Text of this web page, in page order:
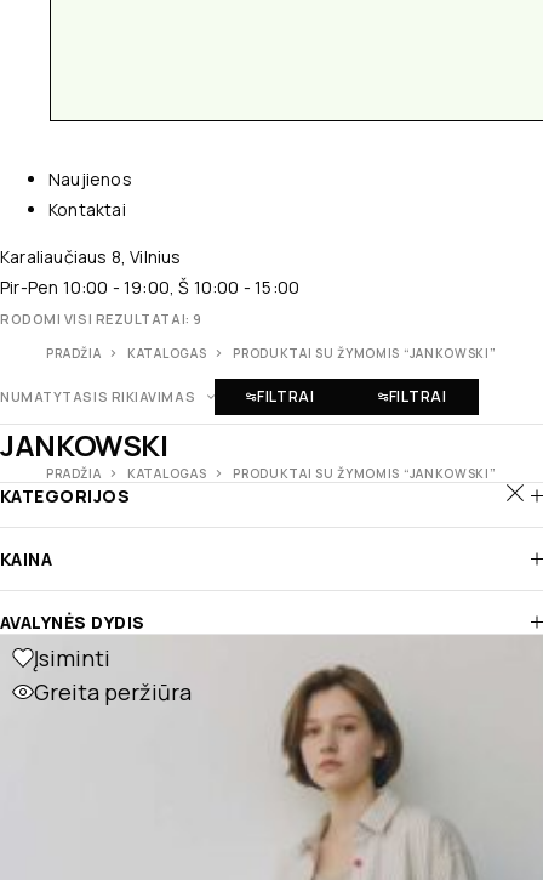
Naujienos
Kontaktai
Karaliaučiaus 8, Vilnius
Pir-Pen 10:00 - 19:00, Š 10:00 - 15:00
RODOMI VISI REZULTATAI: 9
PRADŽIA KATALOGAS PRODUKTAI SU ŽYMOMIS “JANKOWSKI”
NUMATYTASIS RIKIAVIMAS FILTRAI FILTRAI
JANKOWSKI
PRADŽIA KATALOGAS PRODUKTAI SU ŽYMOMIS “JANKOWSKI”
KATEGORIJOS
KAINA
AVALYNĖS DYDIS
Įsiminti
Greita peržiūra